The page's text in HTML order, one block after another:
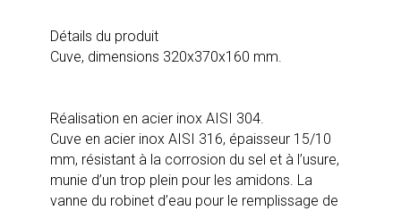
Détails du produit
Cuve, dimensions 320x370x160 mm.
Réalisation en acier inox AISI 304.
Cuve en acier inox AISI 316, épaisseur 15/10
mm, résistant à la corrosion du sel et à l’usure,
munie d’un trop plein pour les amidons. La
vanne du robinet d’eau pour le remplissage de